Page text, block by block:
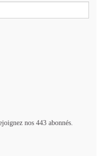
nos 443 abonnés.